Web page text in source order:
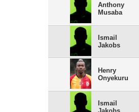
Anthony
Musaba
Ismail
Jakobs
Henry
Onyekuru
Ismail